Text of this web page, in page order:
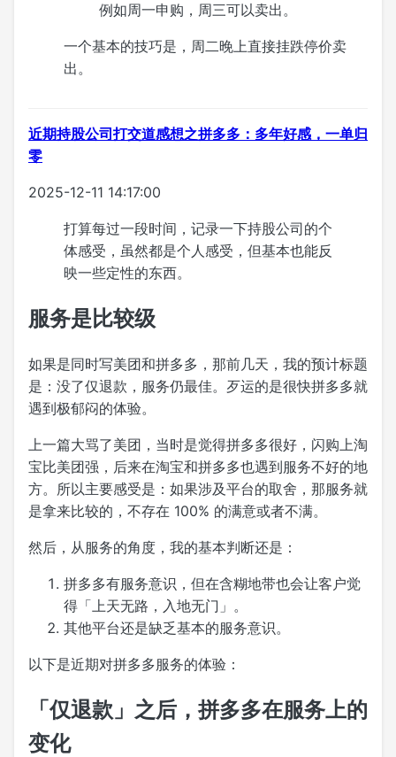
例如周一申购，周三可以卖出。
一个基本的技巧是，周二晚上直接挂跌停价卖
出。
近期持股公司打交道感想之拼多多：多年好感，一单归
零
2025-12-11 14:17:00
打算每过一段时间，记录一下持股公司的个
体感受，虽然都是个人感受，但基本也能反
映一些定性的东西。
服务是比较级
如果是同时写美团和拼多多，那前几天，我的预计标题
是：没了仅退款，服务仍最佳。歹运的是很快拼多多就
遇到极郁闷的体验。
上一篇大骂了美团，当时是觉得拼多多很好，闪购上淘
宝比美团强，后来在淘宝和拼多多也遇到服务不好的地
方。所以主要感受是：如果涉及平台的取舍，那服务就
是拿来比较的，不存在 100% 的满意或者不满。
然后，从服务的角度，我的基本判断还是：
拼多多有服务意识，但在含糊地带也会让客户觉
得「上天无路，入地无门」。
其他平台还是缺乏基本的服务意识。
以下是近期对拼多多服务的体验：
「仅退款」之后，拼多多在服务上的
变化